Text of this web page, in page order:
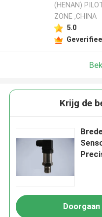
(HENAN)
ZONE ,CHINA
5.0
Krijg de
Doorgaan